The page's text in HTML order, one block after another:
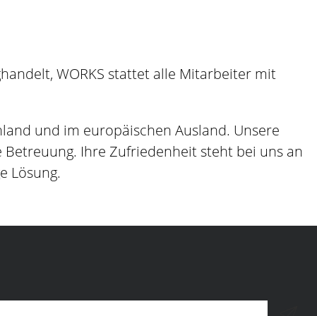
WORKS stattet alle Mitarbeiter mit
und im europäischen Ausland. Unsere
Ihre Zufriedenheit steht bei uns an
Lösung.